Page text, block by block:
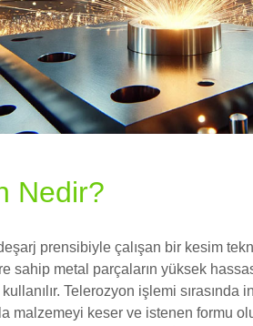
Nedir?
prensibiyle çalışan bir kesim
sahip metal parçaların yüksek
Telerozyon işlemi sırasında
malzemeyi keser ve istenen formu